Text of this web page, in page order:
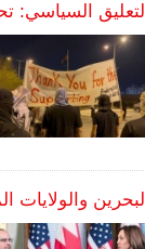
التعليق السياسي:
البحرين والولايات